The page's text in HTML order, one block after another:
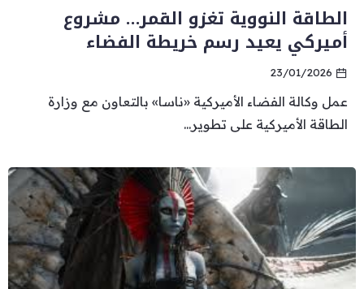
الطاقة النووية تغزو القمر… مشروع
أميركي يعيد رسم خريطة الفضاء
23/01/2026
عمل وكالة الفضاء الأميركية «ناسا» بالتعاون مع وزارة
الطاقة الأميركية على تطوير...